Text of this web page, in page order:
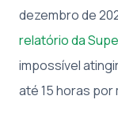
dezembro de
relatório da
impossível
até 15 horas